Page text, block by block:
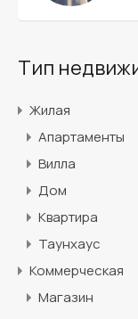
Тип
Жилая
Апартаменты
Вилла
Дом
Квартира
Таунхаус
Коммерческая
Магазин